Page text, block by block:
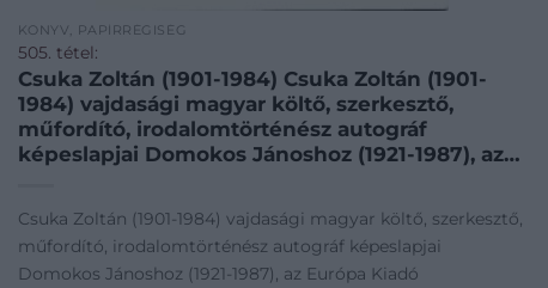
KÖNYV, PAPÍRRÉGISÉG
505. tétel:
Csuka Zoltán (1901-1984) Csuka Zoltán (1901-
1984) vajdasági magyar költő, szerkesztő,
műfordító, irodalomtörténész autográf
képeslapjai Domokos Jánoshoz (1921-1987), az
Csuka Zoltán (1901-1984) vajdasági magyar költő, szerkesztő,
műfordító, irodalomtörténész autográf képeslapjai
Domokos Jánoshoz (1921-1987), az Európa Kiadó